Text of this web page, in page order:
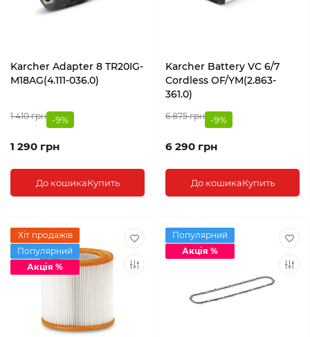
Karcher Adapter 8 TR20IG-
M18AG(4.111-036.0)
1 410 грн -9%
1 290 грн
До кошикаКупить
Karcher Battery VC 6/7
Cordless OF/YM(2.863-
361.0)
6 875 грн -9%
6 290 грн
До кошикаКупить
Хіт продажів
Популярний
Акція %
Популярний
Акція %